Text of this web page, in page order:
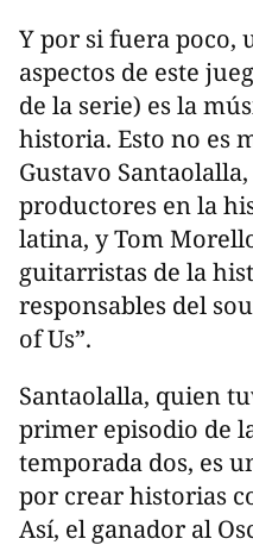
Y por si fuera poco,
aspectos de este
de la serie) es la
historia. Esto no es
Gustavo
productores en la
latina, y Tom
guitarristas de la
responsables del
of Us”.
Santaolalla, quien
primer episodio de
temporada dos, es
por crear historias
Así, el ganador al